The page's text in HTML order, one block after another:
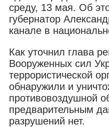
среду, 13 мая. Об
губернатор
канале в
Как уточнил глава
Вооруженных сил
террористической
обнаружили и
противовоздушной
предварительным
разрушений нет.